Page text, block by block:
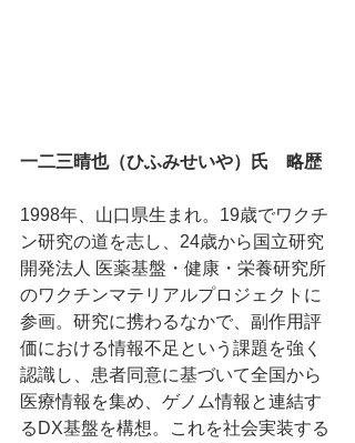
一二三晴也（ひふみせいや）氏　略歴
1998年、山口県生まれ。19歳でワクチ
ン研究の道を志し、24歳から国立研究
開発法人 医薬基盤・健康・栄養研究所
のワクチンマテリアルプロジェクトに
参画。研究に携わるなかで、副作用評
価における情報不足という課題を強く
認識し、患者同意に基づいて全国から
医療情報を集め、ゲノム情報と連結す
るDX基盤を構想。これを社会実装する